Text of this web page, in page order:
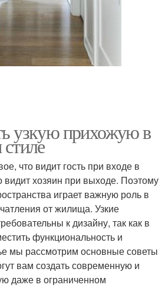
узкую прихожую в
что видит гость при входе в
видит хозяин при выходе. Поэтому
играет важную роль в
от жилища. Узкие
к дизайну, так как в
функциональность и
мы рассмотрим основные советы
вам создать современную и
даже в ограниченном